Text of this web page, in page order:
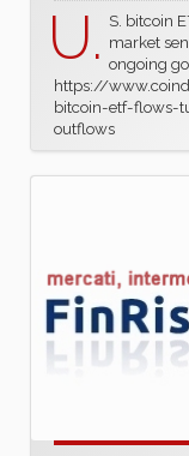
U. S. bitcoin
market
ongoing
https://
bitcoin-etf-flows-
outflows